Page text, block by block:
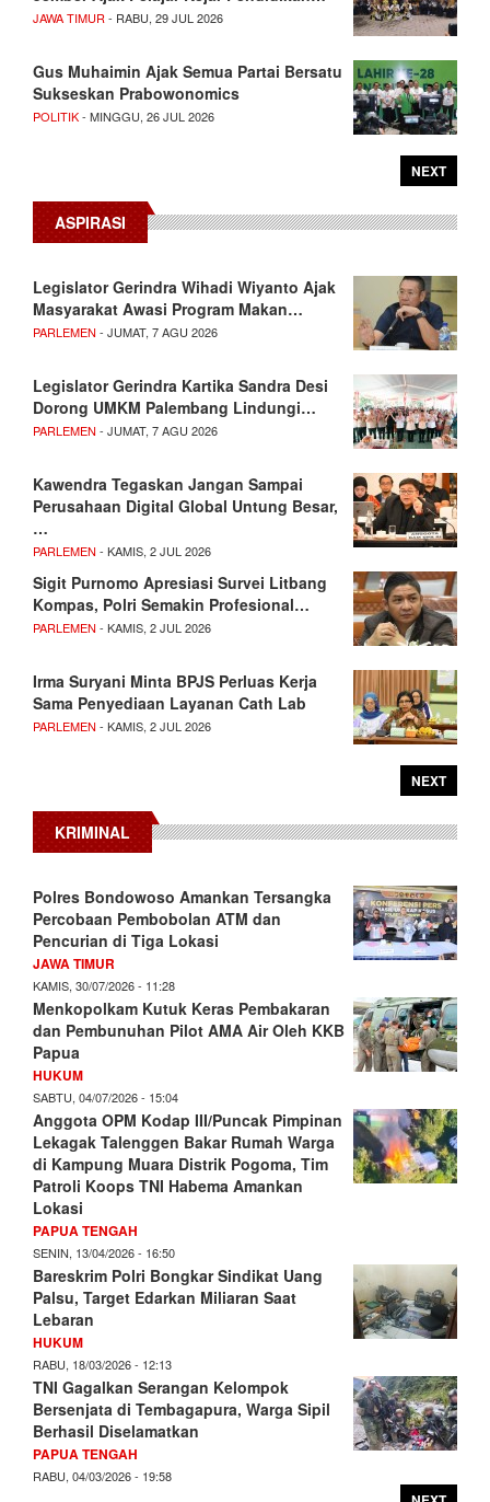
JAWA TIMUR - RABU, 29 JUL 2026
Gus Muhaimin Ajak Semua Partai Bersatu
Sukseskan Prabowonomics
POLITIK- MINGGU, 26 JUL 2026
NEXT
ASPIRASI
Legislator Gerindra Wihadi Wiyanto Ajak
Masyarakat Awasi Program Makan…
PARLEMEN - JUMAT, 7 AGU 2026
Legislator Gerindra Kartika Sandra Desi
Dorong UMKM Palembang Lindungi…
PARLEMEN - JUMAT, 7 AGU 2026
Kawendra Tegaskan Jangan Sampai
Perusahaan Digital Global Untung Besar,
…
PARLEMEN - KAMIS, 2 JUL 2026
Sigit Purnomo Apresiasi Survei Litbang
Kompas, Polri Semakin Profesional…
PARLEMEN - KAMIS, 2 JUL 2026
Irma Suryani Minta BPJS Perluas Kerja
Sama Penyediaan Layanan Cath Lab
PARLEMEN - KAMIS, 2 JUL 2026
NEXT
KRIMINAL
Polres Bondowoso Amankan Tersangka
Percobaan Pembobolan ATM dan
Pencurian di Tiga Lokasi
JAWA TIMUR
KAMIS, 30/07/2026 - 11:28
Menkopolkam Kutuk Keras Pembakaran
dan Pembunuhan Pilot AMA Air Oleh KKB
Papua
HUKUM
SABTU, 04/07/2026 - 15:04
Anggota OPM Kodap III/Puncak Pimpinan
Lekagak Talenggen Bakar Rumah Warga
di Kampung Muara Distrik Pogoma, Tim
Patroli Koops TNI Habema Amankan
Lokasi
PAPUA TENGAH
SENIN, 13/04/2026 - 16:50
Bareskrim Polri Bongkar Sindikat Uang
Palsu, Target Edarkan Miliaran Saat
Lebaran
HUKUM
RABU, 18/03/2026 - 12:13
TNI Gagalkan Serangan Kelompok
Bersenjata di Tembagapura, Warga Sipil
Berhasil Diselamatkan
PAPUA TENGAH
RABU, 04/03/2026 - 19:58